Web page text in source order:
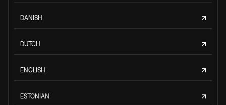
DANISH
DUTCH
ENGLISH
ESTONIAN